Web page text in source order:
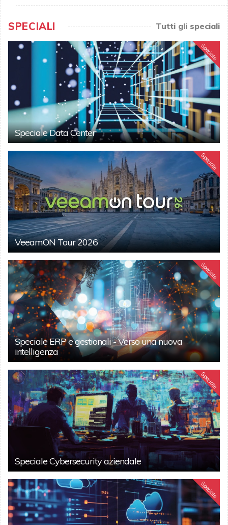
SPECIALI Tutti gli speciali
Speciale
Speciale Data Center
Speciale
VeeamON Tour 2026
Speciale
Speciale ERP e gestionali - Verso una nuova
intelligenza
Speciale
Speciale Cybersecurity aziendale
Speciale